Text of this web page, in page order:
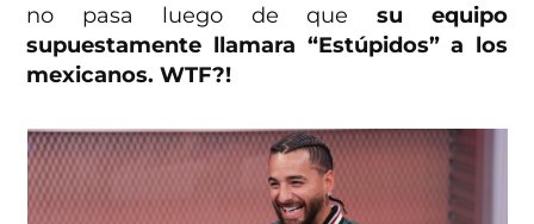
no pasa luego de que su equipo
supuestamente llamara “Estúpidos” a los
mexicanos. WTF?!